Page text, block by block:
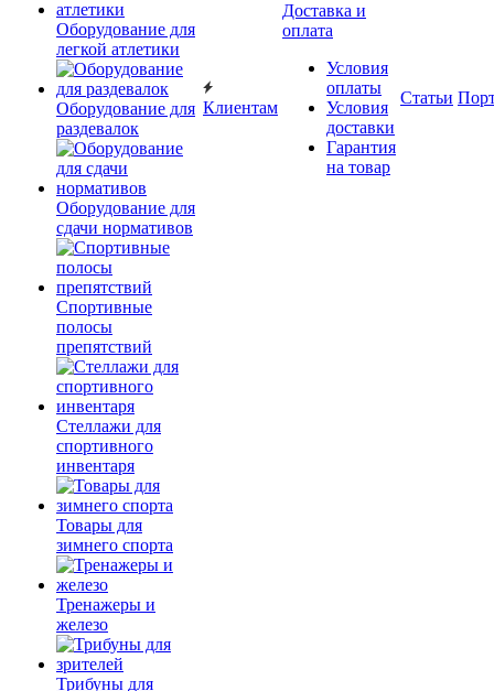
Оборудование для
легкой атлетики
Оборудование для
раздевалок
Оборудование для
сдачи нормативов
Спортивные
полосы
препятствий
Стеллажи для
спортивного
инвентаря
Товары для
зимнего спорта
Тренажеры и
железо
Трибуны для
Клиентам
Доставка и
оплата
Условия
оплаты
Условия
доставки
Гарантия
на товар
Статьи